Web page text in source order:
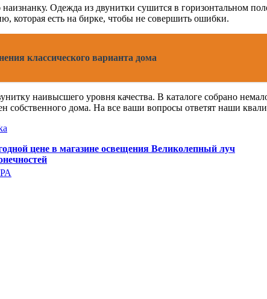
наизнанку. Одежда из двунитки сушится в горизонтальном
которая есть на бирке, чтобы не совершить ошибки.
классического варианта дома
наивысшего уровня качества. В каталоге собрано
собственного дома. На все ваши вопросы ответят наши
цене в магазине освещения Великолепный луч